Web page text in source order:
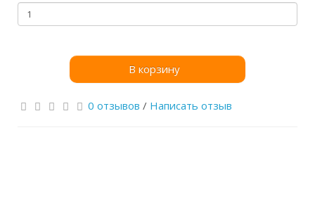
В корзину
0 отзывов / Написать отзыв